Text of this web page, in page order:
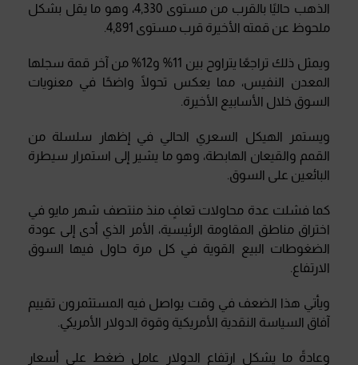
الذهب حاليًا بالقرب من مستوى 4,330، وهو ما يقل بشكل
ملحوظ عن قمته الأخيرة قرب مستوى 4,891
ويمثل ذلك تراجعًا يتراوح بين 11% و12% من آخر قمة سجلها
المعدن النفيس، مما يعكس تحولًا واضحًا في معنويات
السوق خلال الأسابيع الأخيرة
ويستمر الهيكل السعري الحالي في إظهار سلسلة من
القمم والقيعان الهابطة، وهو ما يشير إلى استمرار سيطرة
البائعين على السوق
كما فشلت عدة محاولات تعافٍ منذ منتصف شهر مايو في
اختراق مناطق المقاومة الرئيسية، الأمر الذي أدى إلى عودة
الضغوطات البيع القوية في كل مرة حاول فيها السوق
الارتفاع
ويأتي هذا الضعف في وقت يواصل فيه المستثمرون تقييم
آفاق السياسة النقدية الأمريكية وقوة الدولار الأمريكي
وعادةً ما يشكل ارتفاع الدولار عامل ضغط على أسعار